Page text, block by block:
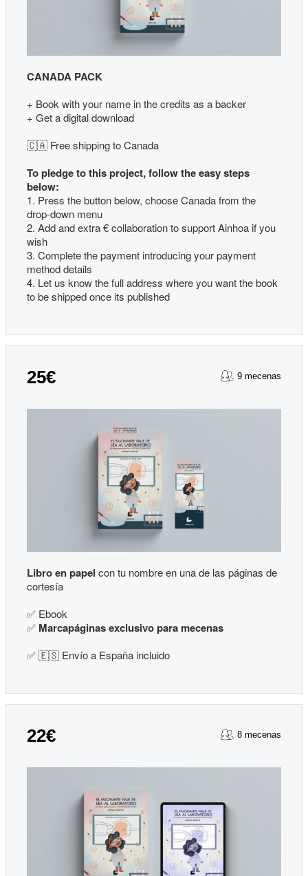
CANADA PACK
+ Book with your name in the credits as a backer
+ Get a digital download
🇨🇦 Free shipping to Canada
To pledge to this project, follow the easy steps
below:
1. Press the button below, choose Canada from the
drop-down menu
2. Add and extra € collaboration to support Ainhoa if you
wish
3. Complete the payment introducing your payment
method details
4. Let us know the full address where you want the book
to be shipped once its published
25€ 9 mecenas
Libro en papel con tu nombre en una de las páginas de
cortesía
✅ Ebook
✅ Marcapáginas exclusivo para mecenas
✅ 🇪🇸 Envío a España incluido
22€ 8 mecenas